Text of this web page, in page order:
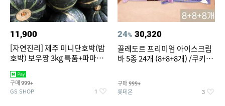
11,900
[자연진리] 제주 미니단호박(밤
호박) 보우짱 3kg 특품+파마산
구매 999+
GS SHOP 1
24% 30,320
끌레도르 프리미엄 아이스크림
바 5종 24개 (8+8+8개) /쿠키앤
구매 999+
롯데온 3